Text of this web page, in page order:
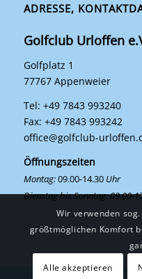
ADRESSE,
Golfclub Urloffen
Golfplatz 1
77767 Appenweier
Tel: +49 7843 993240
Fax: +49 7843 993242
office@golfclub-
Öffnungszeiten
Montag:09.00-14.30 Uhr
Dienstag bis Sonntag: 09.00-
Wir verwenden
größtmöglichen Komfort
Alle akzeptieren